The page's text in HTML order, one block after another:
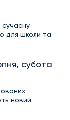
для школи та
субота
новий